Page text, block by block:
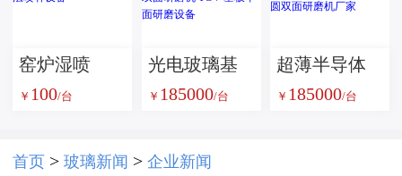
胶炉
窑炉湿喷
机，窑炉湿
￥ 100/台
光电玻璃基
板双面精磨
玻璃晶圆双
￥ 185000/台
超薄半导体
玻璃基板平
￥ 185000/台
首页 > 玻璃新闻 > 企业新闻